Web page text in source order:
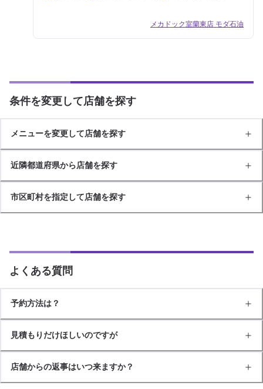
メカドック室蘭東店 モダ石油
条件を変更して店舗を探す
メニューを変更して店舗を探す
近隣都道府県から店舗を探す
市区町村を指定して店舗を探す
よくある質問
予約方法は？
見積もりだけほしいのですが
店舗からの返事はいつ来ますか？